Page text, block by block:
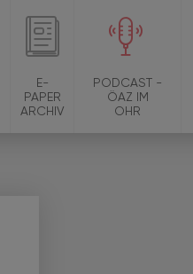
E-
PAPER
ARCHIV
PODCAST -
ÖAZ IM
OHR